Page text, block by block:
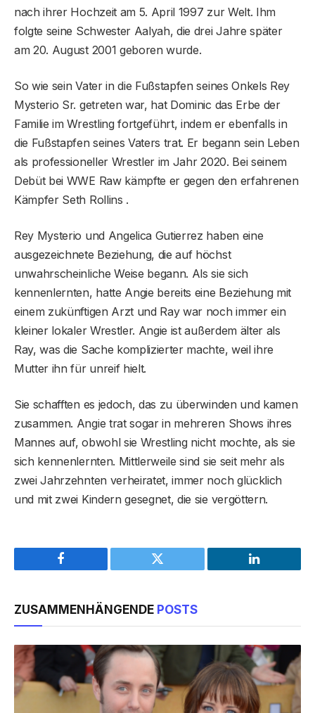
nach ihrer Hochzeit am 5. April 1997 zur Welt. Ihm
folgte seine Schwester Aalyah, die drei Jahre später
am 20. August 2001 geboren wurde.
So wie sein Vater in die Fußstapfen seines Onkels Rey
Mysterio Sr. getreten war, hat Dominic das Erbe der
Familie im Wrestling fortgeführt, indem er ebenfalls in
die Fußstapfen seines Vaters trat. Er begann sein Leben
als professioneller Wrestler im Jahr 2020. Bei seinem
Debüt bei WWE Raw kämpfte er gegen den erfahrenen
Kämpfer Seth Rollins .
Rey Mysterio und Angelica Gutierrez haben eine
ausgezeichnete Beziehung, die auf höchst
unwahrscheinliche Weise begann. Als sie sich
kennenlernten, hatte Angie bereits eine Beziehung mit
einem zukünftigen Arzt und Ray war noch immer ein
kleiner lokaler Wrestler. Angie ist außerdem älter als
Ray, was die Sache komplizierter machte, weil ihre
Mutter ihn für unreif hielt.
Sie schafften es jedoch, das zu überwinden und kamen
zusammen. Angie trat sogar in mehreren Shows ihres
Mannes auf, obwohl sie Wrestling nicht mochte, als sie
sich kennenlernten. Mittlerweile sind sie seit mehr als
zwei Jahrzehnten verheiratet, immer noch glücklich
und mit zwei Kindern gesegnet, die sie vergöttern.
Facebook Twitter LinkedIn
ZUSAMMENHÄNGENDE POSTS